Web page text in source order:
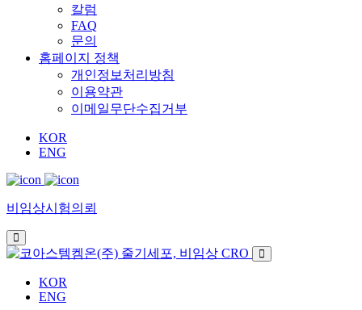
칼럼
FAQ
문의
홈페이지 정책
개인정보처리방침
이용약관
이메일무단수집거부
KOR
ENG
비임상시험의뢰
KOR
ENG